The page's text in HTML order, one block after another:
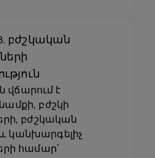
բժշկական
վճարում է
բժշկի
բժշկական
կանխարգելիչ
համար՝